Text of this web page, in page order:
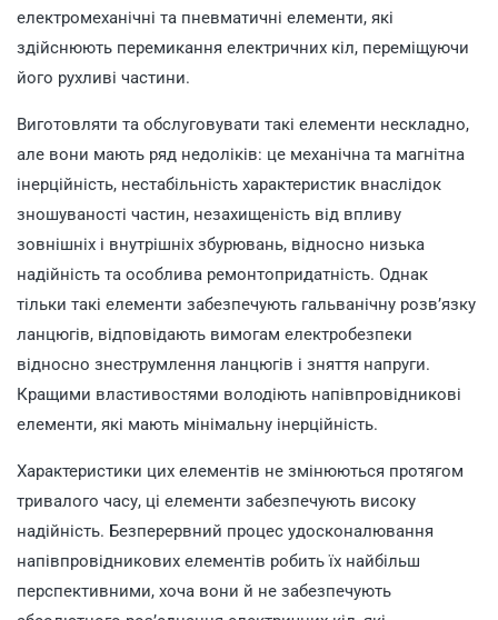
електромеханічні та пневматичні елементи, які
здійснюють перемикання електричних кіл, переміщуючи
його рухливі частини.
Виготовляти та обслуговувати такі елементи нескладно,
але вони мають ряд недоліків: це механічна та магнітна
інерційність, нестабільність характеристик внаслідок
зношуваності частин, незахищеність від впливу
зовнішніх і внутрішніх збурювань, відносно низька
надійність та особлива ремонтопридатність. Однак
тільки такі елементи забезпечують гальванічну розв’язку
ланцюгів, відповідають вимогам електробезпеки
відносно знеструмлення ланцюгів і зняття напруги.
Кращими властивостями володіють напівпровідникові
елементи, які мають мінімальну інерційність.
Характеристики цих елементів не змінюються протягом
тривалого часу, ці елементи забезпечують високу
надійність. Безперервний процес удосконалювання
напівпровідникових елементів робить їх найбільш
перспективними, хоча вони й не забезпечують